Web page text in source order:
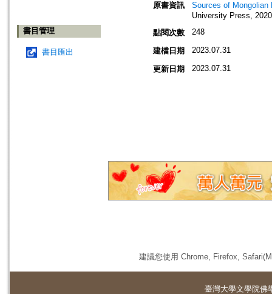
書目管理
書目匯出
原書資訊
Sources of Mongolian
University Press,
點閱次數
248
建檔日期 2023.07.31
更新日期 2023.07.31
建議您使用 Chrome, Firefox,
臺灣大學文學院佛